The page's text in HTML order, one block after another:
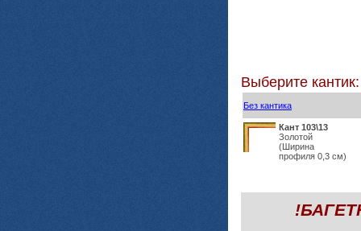
Выберите кантик:
Без кантика
Кант 103\13
Золотой
(Ширина
профиля 0,3 см)